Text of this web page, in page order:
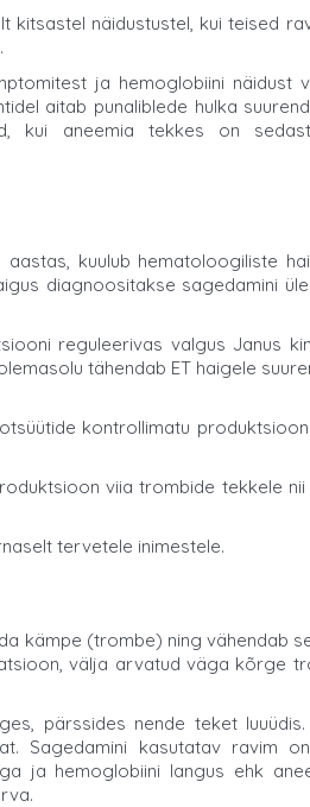
näidustustel, kui teised
ja hemoglobiini näidust
aitab punaliblede hulka
kui aneemia tekkes on
kuulub hematoloogiliste
diagnoositakse sagedamini
reguleerivas valgus Janus
tähendab ET haigele
kontrollimatu
viia trombide tekkele
tervetele inimestele.
kämpe (trombe) ning vähendab
välja arvatud väga kõrge
pärssides nende teket
Sagedamini kasutatav ravim
ja hemoglobiini langus ehk